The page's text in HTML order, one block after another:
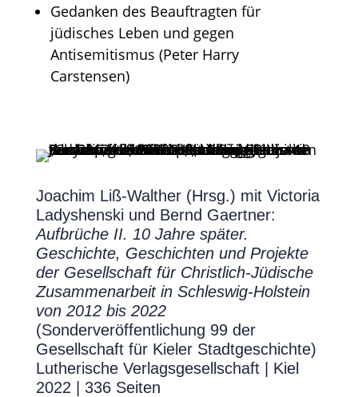
Gedanken des Beauftragten für
jüdisches Leben und gegen
Antisemitismus (Peter Harry
Carstensen)
Joachim Liß-Walther (Hrsg.) mit Victoria
Ladyshenski und Bernd Gaertner:
Aufbrüche II. 10 Jahre später.
Geschichte, Geschichten und Projekte
der Gesellschaft für Christlich-Jüdische
Zusammenarbeit in Schleswig-Holstein
von 2012 bis 2022
(Sonderveröffentlichung 99 der
Gesellschaft für Kieler Stadtgeschichte)
Lutherische Verlagsgesellschaft | Kiel
2022 | 336 Seiten